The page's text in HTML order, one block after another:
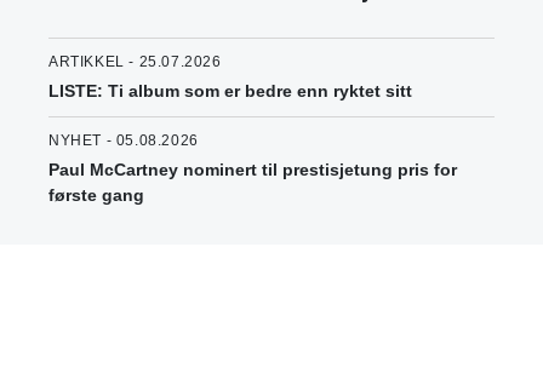
ARTIKKEL - 25.07.2026
LISTE: Ti album som er bedre enn ryktet sitt
NYHET - 05.08.2026
Paul McCartney nominert til prestisjetung pris for
første gang